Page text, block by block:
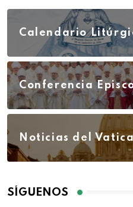
Calendario
Conferencia
Noticias del
SÍGUENOS